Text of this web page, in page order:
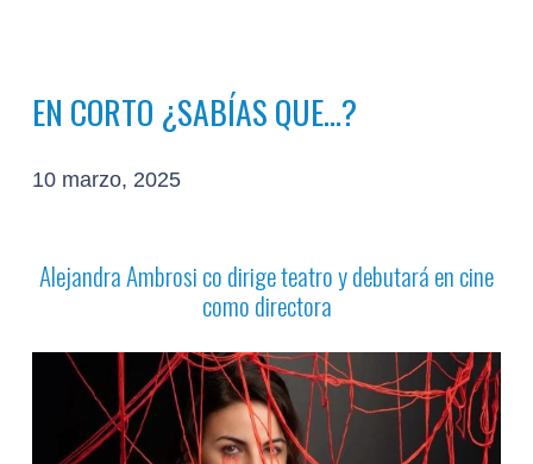
EN CORTO ¿SABÍAS QUE…?
10 marzo, 2025
Alejandra Ambrosi co dirige teatro y debutará en cine
como directora